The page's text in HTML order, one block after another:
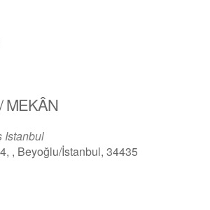
MEKÂN
Istanbul
, Beyoğlu/İstanbul, 34435